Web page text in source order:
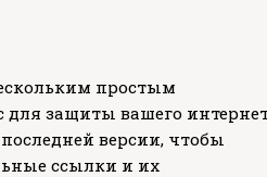
простым
для защиты вашего
версии, чтобы
ссылки и их